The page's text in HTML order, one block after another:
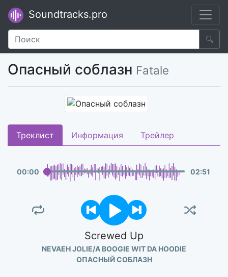
Soundtracks.pro
🔍
Опасный соблазн Fatale
Треклист Информация Трейлер
00:00 02:51
Screwed Up
NEVAEH JOLIE/A BOOGIE WIT DA HOODIE
ОПАСНЫЙ СОБЛАЗН